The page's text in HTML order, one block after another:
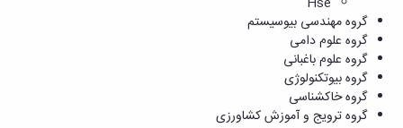
گروه مهندسی بیوسیستم
گروه علوم دامی
گروه علوم باغبانی
گروه بیوتکنولوژی
گروه خاکشناسی
گروه ترویج و آموزش کشاورزی